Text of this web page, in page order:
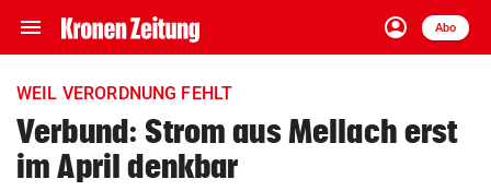
menu Navigation
ein-/ausklappen
account_circle
Anmelden
Abo
close Schließen
account_circle Anmelden
WEIL VERORDNUNG FEHLT
Verbund: Strom aus Mellach erst
im April denkbar